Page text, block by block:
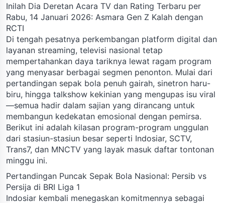
Inilah Dia Deretan Acara TV dan Rating Terbaru per
Rabu, 14 Januari 2026: Asmara Gen Z Kalah dengan
RCTI
Di tengah pesatnya perkembangan platform digital dan
layanan streaming, televisi nasional tetap
mempertahankan daya tariknya lewat ragam program
yang menyasar berbagai segmen penonton. Mulai dari
pertandingan sepak bola penuh gairah, sinetron haru-
biru, hingga talkshow kekinian yang mengupas isu viral
—semua hadir dalam sajian yang dirancang untuk
membangun kedekatan emosional dengan pemirsa.
Berikut ini adalah kilasan program-program unggulan
dari stasiun-stasiun besar seperti Indosiar, SCTV,
Trans7, dan MNCTV yang layak masuk daftar tontonan
minggu ini.
Pertandingan Puncak Sepak Bola Nasional: Persib vs
Persija di BRI Liga 1
Indosiar kembali menegaskan komitmennya sebagai